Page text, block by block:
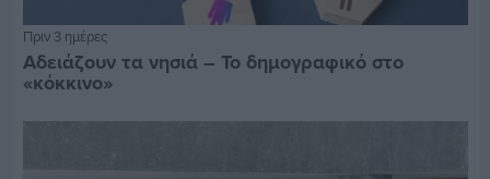
Πριν 3 ημέρες
Αδειάζουν τα νησιά – Το δημογραφικό στο
«κόκκινο»